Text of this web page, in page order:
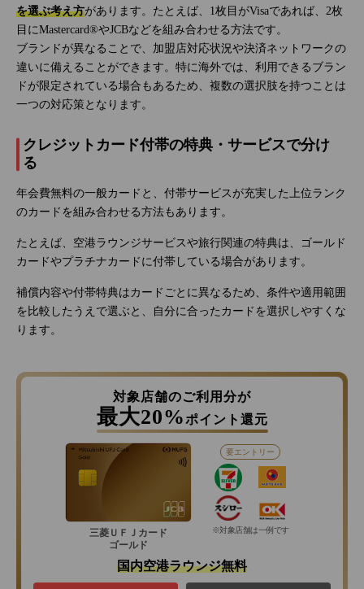
を選ぶ考え方があります。たとえば、1枚目がVisaであれば、2枚
目にMastercard®やJCBなどを組み合わせる方法です。
ブランドが異なることで、加盟店対応状況や決済ネットワークの
違いに備えることができます。特に海外では、利用できるブラン
ドが限定されている場合もあるため、複数の選択肢を持つことは
一つの対応策となります。
クレジットカード付帯の特典・サービスで分け
る
年会費無料の一般カードと、付帯サービスが充実した上位ランク
のカードを組み合わせる方法もあります。
たとえば、空港ラウンジサービスや旅行関連の特典は、ゴールド
カードやプラチナカードに付帯している場合があります。
補償内容や付帯特典はカードごとに異なるため、条件や適用範囲
を比較したうえで選ぶと、自分に合ったカードを選択しやすくな
ります。
対象店舗のご利用分が
最大20% ポイント還元
三菱ＵＦＪカード
ゴールド
要エントリー
※対象店舗は一例です
国内空港ラウンジ無料